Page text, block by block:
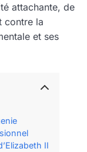
attachante, de
contre la
et ses
II